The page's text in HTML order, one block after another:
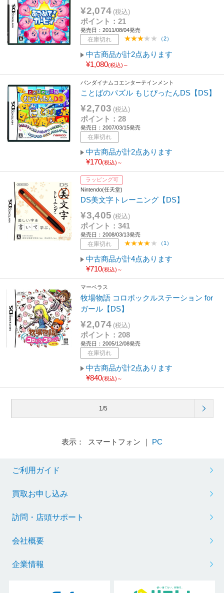
¥2,074 (税込)
ポイント：21
発売日：2011/08/04発売
在庫切れ （2）
中古商品が計2点あります
¥1,080(税込)～
バンダイナムコエンターテインメント
ことばのパズル もじぴったんDS【DS】
¥2,703 (税込)
ポイント：28
発売日：2007/03/15発売
在庫切れ
中古商品が計2点あります
¥170(税込)～
ラッピング可
Nintendo(任天堂)
DS美文字トレーニング【DS】
¥3,405 (税込)
ポイント：341
発売日：2008/03/13発売
在庫切れ （1）
中古商品が計4点あります
¥710(税込)～
マーベラス
牧場物語 コロボックルステーション for
ガール【DS】
¥2,074 (税込)
ポイント：208
発売日：2005/12/08発売
在庫切れ
中古商品が計2点あります
¥840(税込)～
1/5
表示： スマートフォン ｜ PC
ご利用ガイド
買取お申し込み
訪問・店頭サポート
会社概要
企業情報